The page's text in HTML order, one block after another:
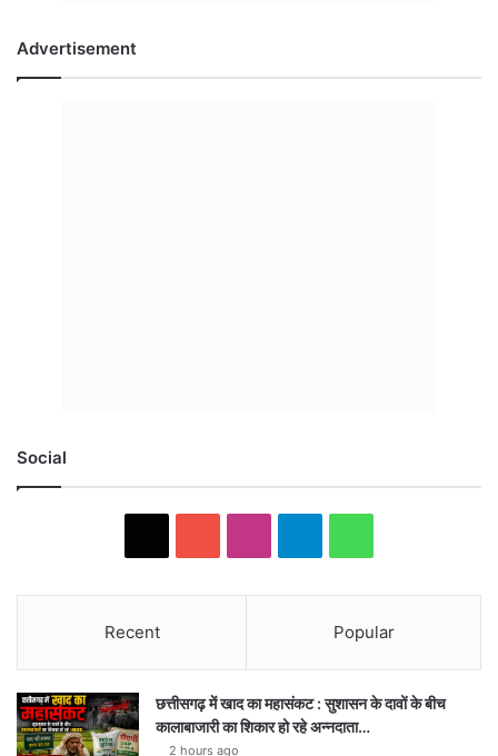
Advertisement
Social
Recent Popular
छत्तीसगढ़ में खाद का महासंकट : सुशासन के दावों के बीच
कालाबाजारी का शिकार हो रहे अन्नदाता…
2 hours ago